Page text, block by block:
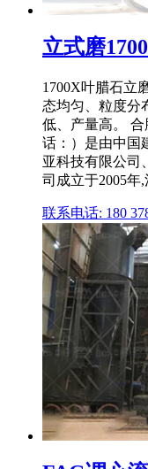
立式磨
1700X叶腊石立
态均匀、粒度分
低、产量高。
话：）是由中国
亚科技有限公司
司成立于2005年,
联系电话: 180